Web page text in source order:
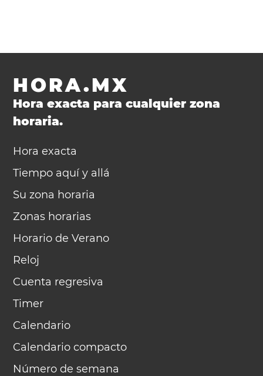
HORA.MX
Hora exacta para cualquier zona
horaria.
Hora exacta
Tiempo aquí y allá
Su zona horaria
Zonas horarias
Horario de Verano
Reloj
Cuenta regresiva
Timer
Calendario
Calendario compacto
Número de semana